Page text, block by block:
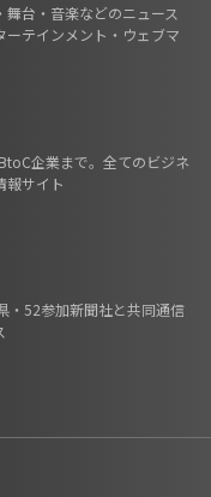
舞台・音楽などのニュース
ーテインメント・ウェブマ
企業まで。全てのビジネ
報サイト
・52参加新聞社と共同通信